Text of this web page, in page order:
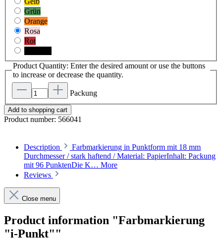
Grün
Orange
Rosa
Rot
Product Quantity: Enter the desired amount or use the buttons
to increase or decrease the quantity.
Packung
Add to shopping cart
Product number: 566041
Description
Farbmarkierung in Punktform mit 18 mm
Durchmesser / stark haftend / Material: PapierInhalt: Packung
mit 96 PunktenDie K… More
Reviews
Close menu
Product information "Farbmarkierung
"i-Punkt""